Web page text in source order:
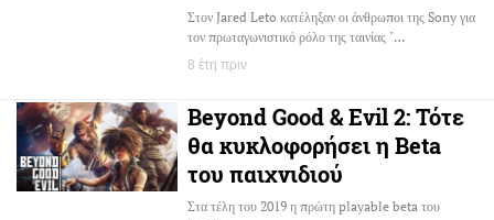
Στον Jared Leto κατέληξαν οι άνθρωποι της Sony για
τον πρωταγωνιστικό ρόλο της ταινίας "…
8 έτη πριν
Beyond Good & Evil 2: Τότε
θα κυκλοφορήσει η Beta
του παιχνιδιού
Στα τέλη του 2019 η πρώτη playable beta του